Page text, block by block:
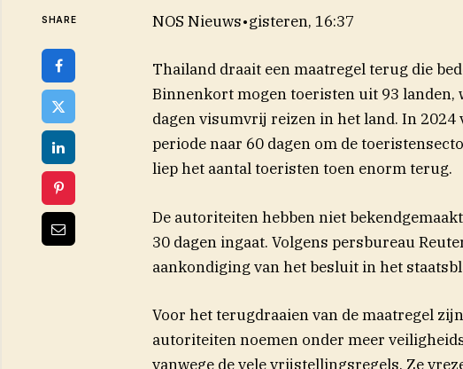
SHARE NOS Nieuws•gisteren, 16:37
Thailand draait een maatregel terug die
Binnenkort mogen toeristen uit 93 landen,
dagen visumvrij reizen in het land. In
periode naar 60 dagen om de
liep het aantal toeristen toen enorm terug.
De autoriteiten hebben niet
30 dagen ingaat. Volgens persbureau
aankondiging van het besluit in het
Voor het terugdraaien van de maatregel
autoriteiten noemen onder meer
vanwege de vele vrijstellingsregels. Ze